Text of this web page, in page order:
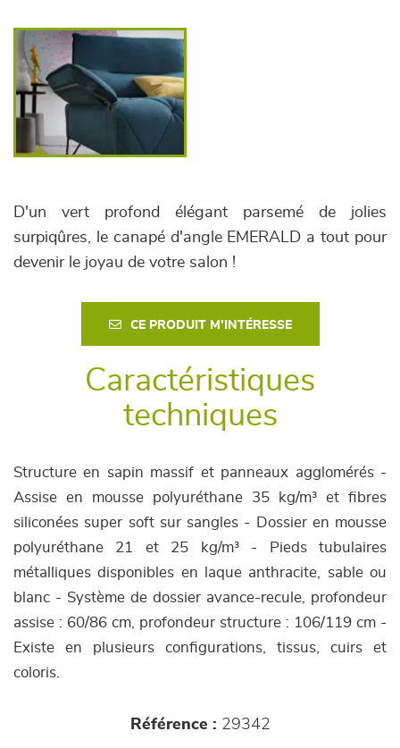
D'un vert profond élégant parsemé de jolies
surpiqûres, le canapé d'angle EMERALD a tout pour
devenir le joyau de votre salon !
CE PRODUIT M'INTÉRESSE
Caractéristiques
techniques
Structure en sapin massif et panneaux agglomérés -
Assise en mousse polyuréthane 35 kg/m³ et fibres
siliconées super soft sur sangles - Dossier en mousse
polyuréthane 21 et 25 kg/m³ -
Pieds tubulaires
métalliques disponibles en laque anthracite, sable ou
blanc - Système de dossier avance-recule, profondeur
assise : 60/86 cm, profondeur structure : 106/119 cm -
Existe en plusieurs configurations, tissus, cuirs et
coloris.
Référence : 29342